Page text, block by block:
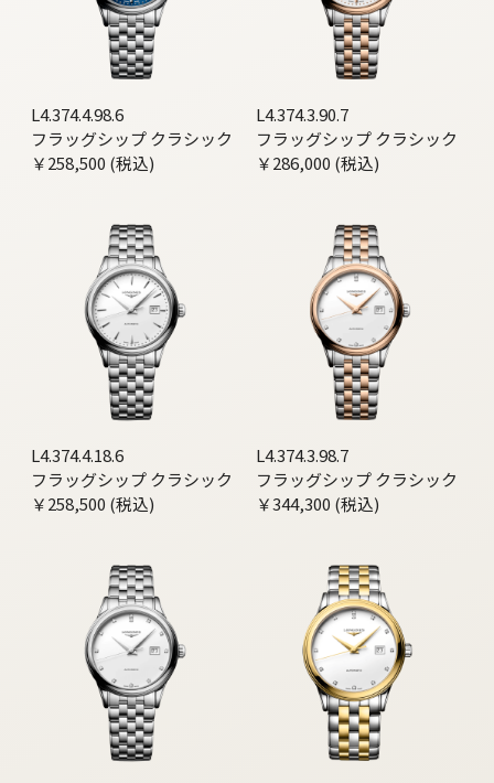
L4.374.4.98.6
フラッグシップ クラシック
￥258,500 (税込)
L4.374.3.90.7
フラッグシップ クラシック
￥286,000 (税込)
L4.374.4.18.6
フラッグシップ クラシック
￥258,500 (税込)
L4.374.3.98.7
フラッグシップ クラシック
￥344,300 (税込)